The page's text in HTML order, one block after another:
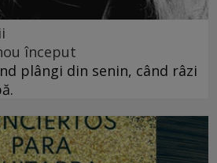
început
plângi din senin, când râzi